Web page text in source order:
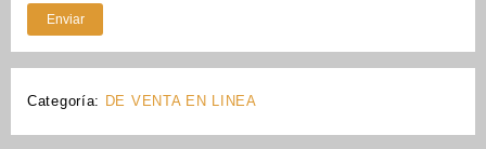
Categoría: DE VENTA EN LINEA